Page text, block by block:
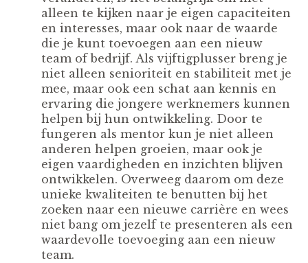
alleen te kijken naar je eigen capaciteiten
en interesses, maar ook naar de waarde
die je kunt toevoegen aan een nieuw
team of bedrijf. Als vijftigplusser breng je
niet alleen senioriteit en stabiliteit met je
mee, maar ook een schat aan kennis en
ervaring die jongere werknemers kunnen
helpen bij hun ontwikkeling. Door te
fungeren als mentor kun je niet alleen
anderen helpen groeien, maar ook je
eigen vaardigheden en inzichten blijven
ontwikkelen. Overweeg daarom om deze
unieke kwaliteiten te benutten bij het
zoeken naar een nieuwe carrière en wees
niet bang om jezelf te presenteren als een
waardevolle toevoeging aan een nieuw
team.